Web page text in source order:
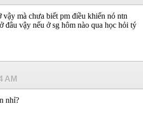
mà chưa biết pm điều khiển nó ntn
đâu vậy nếu ở sg hôm nào qua học hỏi tý
AM
nhỉ?